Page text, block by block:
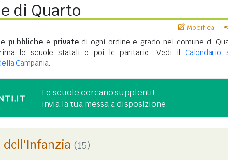
di Quarto
Modifica
pubbliche e privatedi ogni ordine e grado nel comune di
le scuole statali e poi le paritarie. Vedi il Calendario
Campania.
Le scuole cercano supplenti!
Invia la tua messa a disposizione.
dell'Infanzia (15)